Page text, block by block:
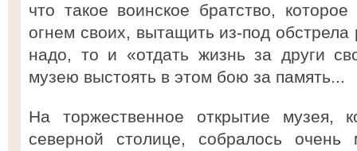
что такое воинское братство,
огнем своих, вытащить из-под
надо, то и «отдать жизнь за други
музею выстоять в этом бою за память...
На торжественное открытие музея,
северной столице, собралось